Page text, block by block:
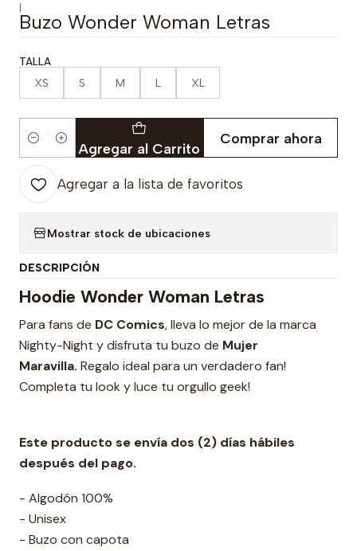
|
Buzo Wonder Woman Letras
TALLA
XS S M L XL
Cantidad Agregar al Carrito
Comprar ahora
Agregar a la lista de favoritos
Mostrar stock de ubicaciones
DESCRIPCIÓN
Hoodie Wonder Woman Letras
Para fans de DC Comics, lleva lo mejor de la marca
Nighty-Night y disfruta tu buzo de Mujer
Maravilla. Regalo ideal para un verdadero fan!
Completa tu look y luce tu orgullo geek!
Este producto se envía dos (2) días hábiles
después del pago.
- Algodón 100%
- Unisex
- Buzo con capota